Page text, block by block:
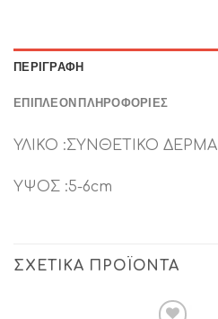
ΠΕΡΙΓΡΑΦΉ
ΕΠΙΠΛΈΟΝ ΠΛΗΡΟΦΟΡΊΕΣ
ΥΛΙΚΟ :ΣΥΝΘΕΤΙΚΟ ΔΕΡΜΑ
ΥΨΟΣ :5-6cm
ΣΧΕΤΙΚΆ ΠΡΟΪΌΝΤΑ